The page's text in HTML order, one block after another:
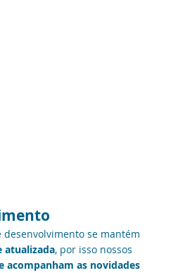
desenvolvimento se mantém
atualizada, por isso nossos
acompanham as novidades